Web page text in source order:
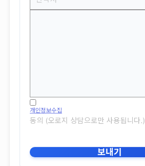
개인정보수집
동의 (오로지 상담으로만 사용됩니다.)
보내기